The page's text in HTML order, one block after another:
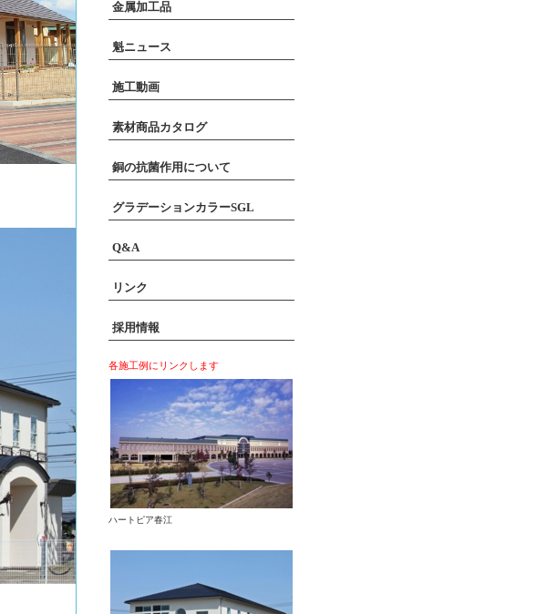
金属加工品
魁ニュース
施工動画
素材商品カタログ
銅の抗菌作用について
グラデーションカラーSGL
Q&A
リンク
採用情報
各施工例にリンクします
ハートピア春江